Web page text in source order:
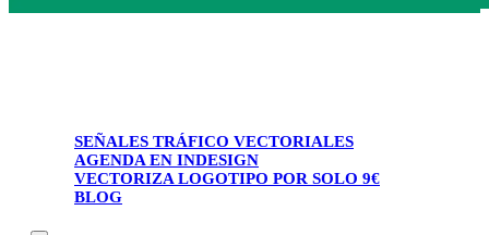
SEÑALES TRÁFICO VECTORIALES
AGENDA EN INDESIGN
VECTORIZA LOGOTIPO POR SOLO 9€
BLOG